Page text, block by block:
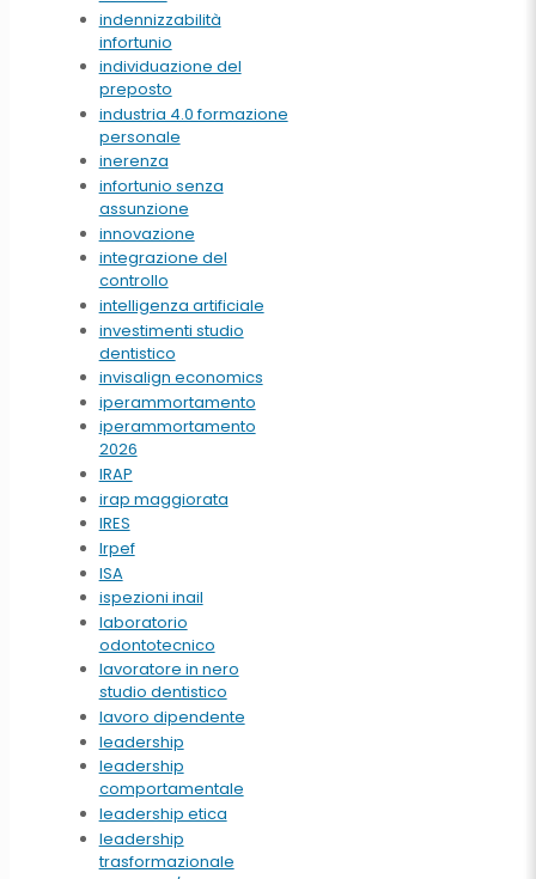
indennizzabilità
infortunio
individuazione del
preposto
industria 4.0 formazione
personale
inerenza
infortunio senza
assunzione
innovazione
integrazione del
controllo
intelligenza artificiale
investimenti studio
dentistico
invisalign economics
iperammortamento
iperammortamento
2026
IRAP
irap maggiorata
IRES
Irpef
ISA
ispezioni inail
laboratorio
odontotecnico
lavoratore in nero
studio dentistico
lavoro dipendente
leadership
leadership
comportamentale
leadership etica
leadership
trasformazionale